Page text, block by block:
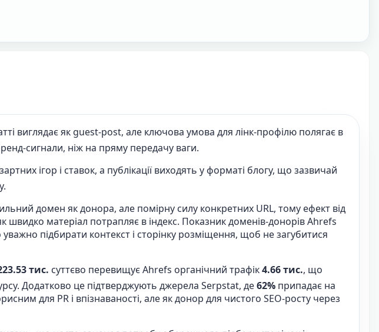
виглядає як guest-post, але ключова умова для лінк-профілю полягає в
сигнали, ніж на пряму передачу ваги.
ігор і ставок, а публікації виходять у форматі блогу, що зазвичай
домен як донора, але помірну силу конкретних URL, тому ефект від
швидко матеріал потрапляє в індекс. Показник доменів-донорів Ahrefs
підбирати контекст і сторінку розміщення, щоб не загубитися
тис. суттєво перевищує Ahrefs органічний трафік4.66 тис., що
Додатково це підтверджують джерела Serpstat, де62% припадає на
для PR і впізнаваності, але як донор для чистого SEO-росту через